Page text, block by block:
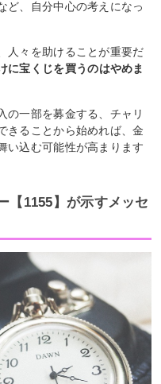
ど、自分中心の考えになっ
人々を助けることが重要だ
に宝くじを買うのはやめま
の一部を募金する、チャリ
きることから始めれば、金
い込む可能性が高まります
【1155】が示すメッセ